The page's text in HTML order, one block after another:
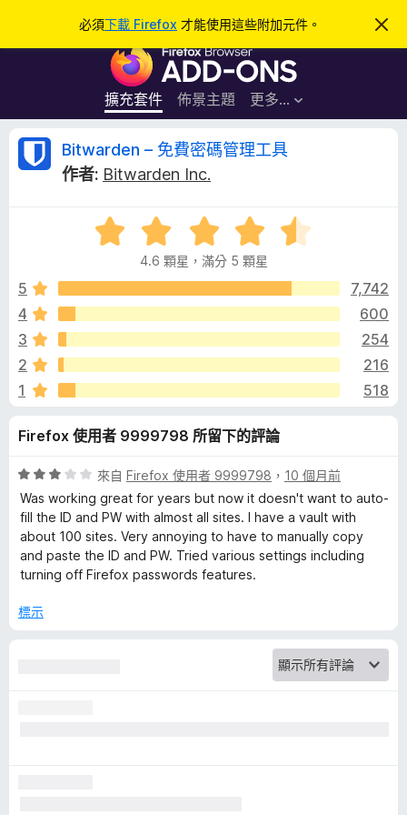
必須下載 Firefox 才能使用這些附加元件。
忽
此
F
r
e
f
o
x
覽
器
附
加
件
擴充套件 佈景主題 更多…
登入
B
w
a
r
d
e
n
–
免
Bitwarden – 免費密碼管理工具
作者: Bitwarden Inc.
評
價
.
分
滿
5
4.6 顆星，滿分 5 顆星
5
7,742
4
600
3
254
2
216
1
518
Firefox 使用者 9999798 所留下的評論
評
價
3
分
，
滿
5
來自 Firefox 使用者 9999798 ， 10 個月前
Was working great for years but now it doesn't want to auto-
fill the ID and PW with almost all sites. I have a vault with
about 100 sites. Very annoying to have to manually copy
and paste the ID and PW. Tried various settings including
turning off Firefox passwords features.
標示